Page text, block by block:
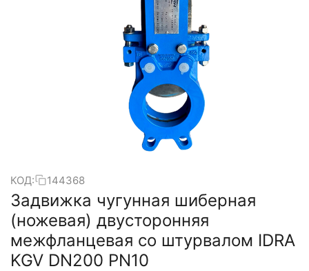
КОД: 144368
Задвижка чугунная шиберная
(ножевая) двусторонняя
межфланцевая со штурвалом IDRA
KGV DN200 PN10